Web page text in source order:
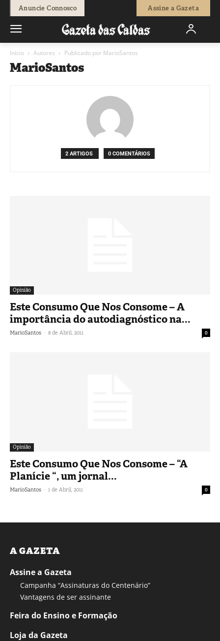
Anuncie Connosco Assine a Gazeta
Início Autores Publicado por MarioSantos
MarioSantos
2 ARTIGOS 0 COMENTÁRIOS
Opinião
Este Consumo Que Nos Consome – A
importância do autodiagnóstico na...
MarioSantos - 8 de Abril, 2011 0
Opinião
Este Consumo Que Nos Consome – “A
Planície “, um jornal...
MarioSantos - 1 de Abril, 2011 0
A GAZETA
Assine a Gazeta
Campanha “Assinaturas do Centenário”
Vantagens de ser assinante
Feira do Ensino e Formação
Loja da Gazeta